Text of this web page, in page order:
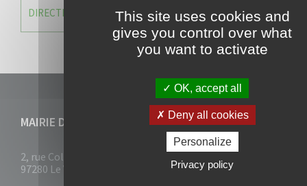
DIRECTION DU DEVELLOPPEMENT URBAIN DURABL
MAIRIE DU VAUCLIN
2, rue Collignon
97280 Le Vauclin
This site uses cookies and
gives you control over what
you want to activate
OK, accept all
Deny all cookies
Personalize
Privacy policy